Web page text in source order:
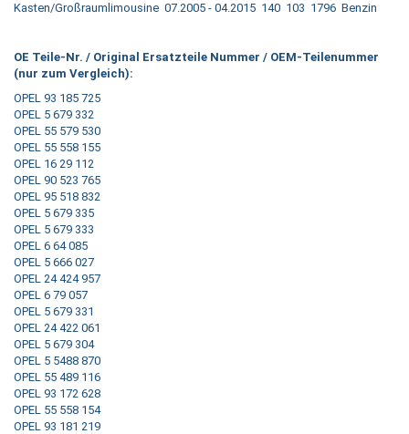
Kasten/Großraumlimousine 07.2005 - 04.2015 140 103 1796 Benzin
OE Teile-Nr. / Original Ersatzteile Nummer / OEM-Teilenummer
(nur zum Vergleich):
OPEL 93 185 725
OPEL 5 679 332
OPEL 55 579 530
OPEL 55 558 155
OPEL 16 29 112
OPEL 90 523 765
OPEL 95 518 832
OPEL 5 679 335
OPEL 5 679 333
OPEL 6 64 085
OPEL 5 666 027
OPEL 24 424 957
OPEL 6 79 057
OPEL 5 679 331
OPEL 24 422 061
OPEL 5 679 304
OPEL 5 5488 870
OPEL 55 489 116
OPEL 93 172 628
OPEL 55 558 154
OPEL 93 181 219